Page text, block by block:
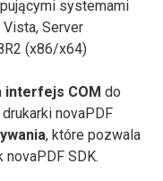
systemami
Vista, Server
(x86/x64)
interfejs COM do
novaPDF
, które pozwala
SDK.